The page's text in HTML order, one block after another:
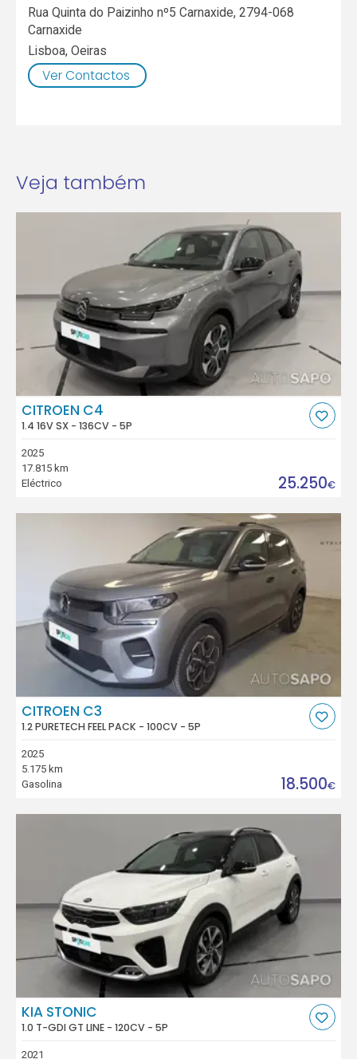
Rua Quinta do Paizinho nº5 Carnaxide, 2794-068
Carnaxide
Lisboa,Oeiras
Ver Contactos
Veja também
CITROEN C4
1.4 16V SX - 136CV - 5P
2025
17.815 km
Eléctrico
25.250€
CITROEN C3
1.2 PURETECH FEEL PACK - 100CV - 5P
2025
5.175 km
Gasolina
18.500€
KIA STONIC
1.0 T-GDI GT LINE - 120CV - 5P
2021